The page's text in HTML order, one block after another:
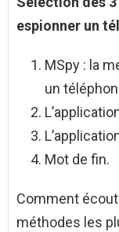
espionner un
MSpy : la
un
Mot de fin.
Comment
méthodes les